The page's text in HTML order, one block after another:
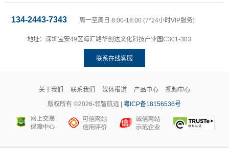
134-2443-7343 周一至周日 8:00-18:00 (7*24小时VIP服务)
地址：深圳宝安49区海汇路华创达文化科技产业园C301-303
联系在线客服
关于我们 联系我们 媒体报道 产品中心
视频中心
版权所有 ©2026-领智航远 |粤ICP备18156536号